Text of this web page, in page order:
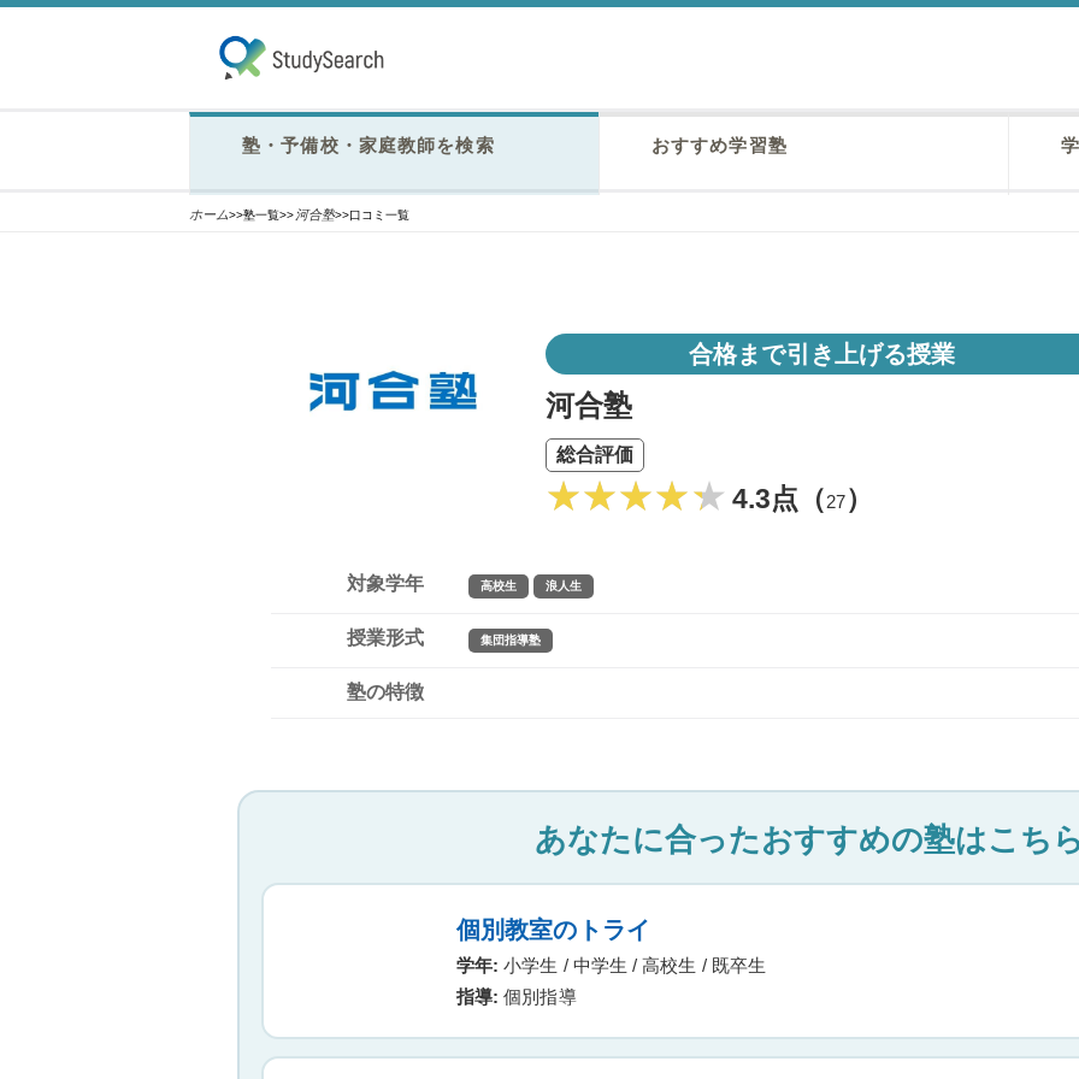
塾・予備校・家庭教師を検索 おすすめ学習塾
ホーム>>塾一覧>> 河合塾>>口コミ一覧
合格まで引き上げる授業
河合塾
総合評価
4.3点（27）
対象学年 高校生 浪人生
授業形式 集団指導塾
塾の特徴
あなたに合ったおすすめの塾はこち
個別教室のトライ
学年: 小学生 / 中学生 / 高校生 / 既卒生
指導: 個別指導